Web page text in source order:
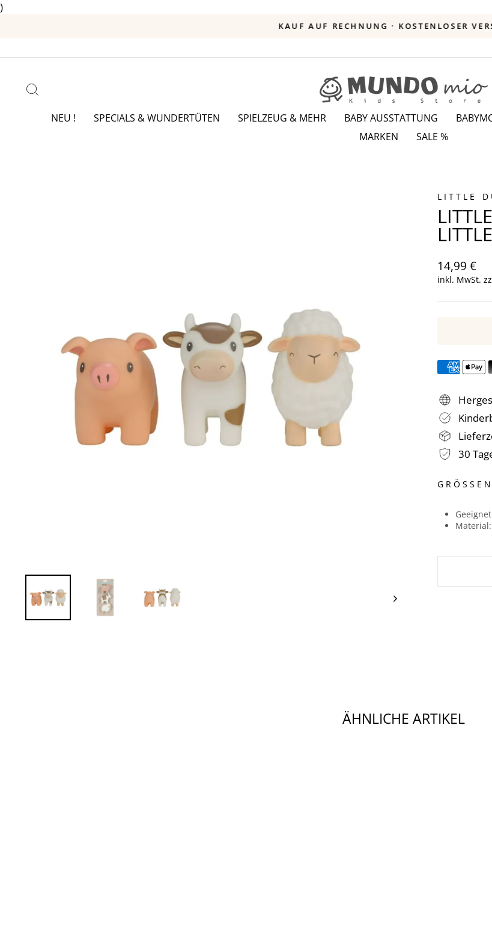
)
Diashow
KAUF AUF RECHNUNG · KOSTENLOSER
NEU ! SPECIALS & WUNDERTÜTEN SPIELZEUG & MEHR BABY AUSSTATTUNG
MARKEN
SALE %
LITTLE
Normaler
Preis
14,99 €
inkl. MwSt.
30
ÄHNLICHE ARTIKEL